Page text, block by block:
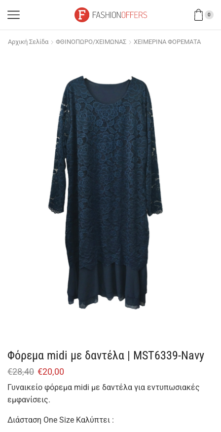
0
Αρχική Σελίδα ΦΘΙΝΟΠΩΡΟ/ΧΕΙΜΩΝΑΣ ΧΕΙΜΕΡΙΝΑ ΦΟΡΕΜΑΤΑ
Φόρεμα midi με δαντέλα | MST6339-Navy
€28,40 €20,00
Γυναικείο φόρεμα midi με δαντέλα για εντυπωσιακές
εμφανίσεις.
Διάσταση One Size Καλύπτει :